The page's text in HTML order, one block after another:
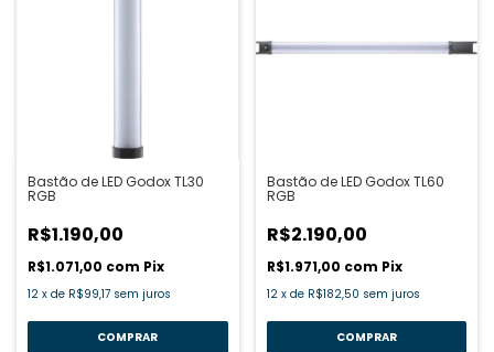
Bastão de LED Godox TL30
RGB
R$1.190,00
R$1.071,00 com Pix
12 x de R$99,17 sem juros
Bastão de LED Godox TL60
RGB
R$2.190,00
R$1.971,00 com Pix
12 x de R$182,50 sem juros